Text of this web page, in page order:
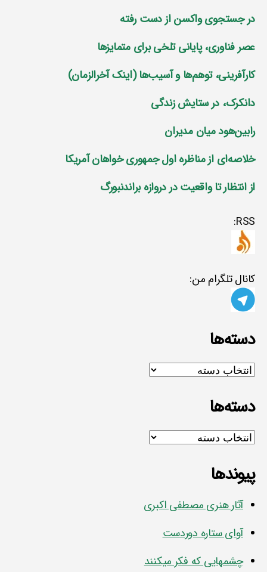
در جستجوی واکسن از دست رفته
عصر فناوری، پایانی تلخی برای متمایز‌ها
کارآفرینی، توهم‌ها و آسیب‌ها (اینک آخرالزمان)
دانکرک، در ستایش زندگی
رابین‌هود میان مدیران
خلاصه‌ای از مناظره اول جمهوری خواهان آمریکا
از انتظار تا واقعیت در دروازه براندنبورگ
RSS:
کانال تلگرام من:
دسته‌ها
دسته‌ها
دسته‌ها
دسته‌ها
پیوندها
آثار هنری مصطفی اکبری
آوای ستاره دوردست
چشمهایی که فکر میکنند